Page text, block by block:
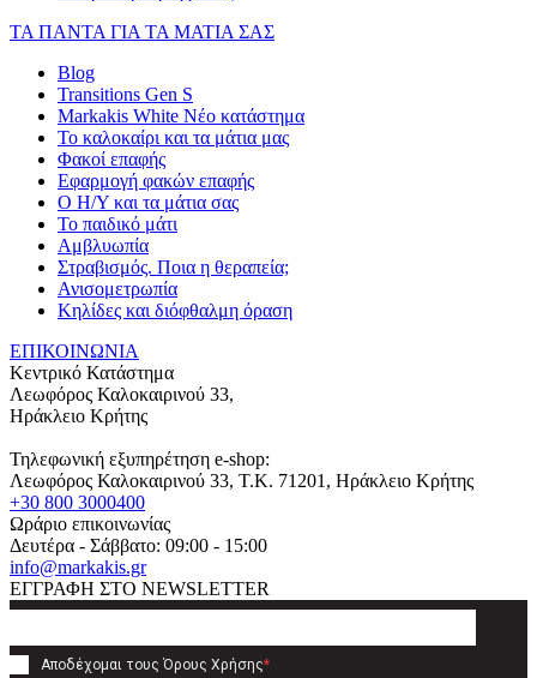
ΤΑ ΠΑΝΤΑ ΓΙΑ ΤΑ ΜΑΤΙΑ ΣΑΣ
Blog
Transitions Gen S
Markakis White Νέο κατάστημα
Το καλοκαίρι και τα μάτια μας
Φακοί επαφής
Εφαρμογή φακών επαφής
Ο Η/Υ και τα μάτια σας
Το παιδικό μάτι
Αμβλυωπία
Στραβισμός. Ποια η θεραπεία;
Ανισομετρωπία
Κηλίδες και διόφθαλμη όραση
ΕΠΙΚΟΙΝΩΝΙΑ
Κεντρικό Κατάστημα
Λεωφόρος Καλοκαιρινού 33,
Ηράκλειο Κρήτης
Τηλεφωνική εξυπηρέτηση e-shop:
Λεωφόρος Καλοκαιρινού 33, T.K. 71201, Ηράκλειο Κρήτης
+30 800 3000400
Ωράριο επικοινωνίας
Δευτέρα - Σάββατο: 09:00 - 15:00
info@markakis.gr
ΕΓΓΡΑΦΗ ΣΤΟ NEWSLETTER
Αποδέχομαι τους Όρους Χρήσης*